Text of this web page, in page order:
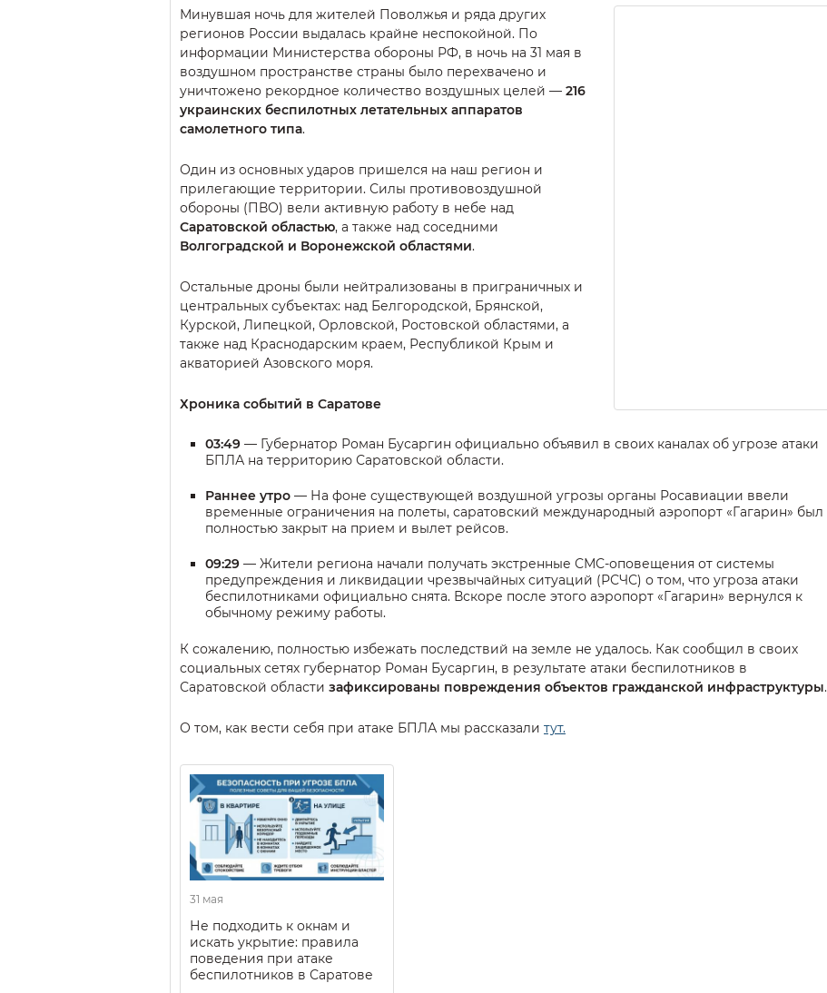
Минувшая ночь для жителей Поволжья и ряда других
регионов России выдалась крайне неспокойной. По
информации Министерства обороны РФ, в ночь на 31 мая в
воздушном пространстве страны было перехвачено и
уничтожено рекордное количество воздушных целей — 216
украинских беспилотных летательных аппаратов
самолетного типа.
Один из основных ударов пришелся на наш регион и
прилегающие территории. Силы противовоздушной
обороны (ПВО) вели активную работу в небе над
Саратовской областью, а также над соседними
Волгоградской и Воронежской областями.
Остальные дроны были нейтрализованы в приграничных и
центральных субъектах: над Белгородской, Брянской,
Курской, Липецкой, Орловской, Ростовской областями, а
также над Краснодарским краем, Республикой Крым и
акваторией Азовского моря.
Хроника событий в Саратове
03:49 — Губернатор Роман Бусаргин официально объявил в своих каналах об угрозе атаки
БПЛА на территорию Саратовской области.
Раннее утро — На фоне существующей воздушной угрозы органы Росавиации ввели
временные ограничения на полеты, саратовский международный аэропорт «Гагарин» был
полностью закрыт на прием и вылет рейсов.
09:29 — Жители региона начали получать экстренные СМС-оповещения от системы
предупреждения и ликвидации чрезвычайных ситуаций (РСЧС) о том, что угроза атаки
беспилотниками официально снята. Вскоре после этого аэропорт «Гагарин» вернулся к
обычному режиму работы.
К сожалению, полностью избежать последствий на земле не удалось. Как сообщил в своих
социальных сетях губернатор Роман Бусаргин, в результате атаки беспилотников в
Саратовской области зафиксированы повреждения объектов гражданской инфраструктуры.
О том, как вести себя при атаке БПЛА мы рассказали тут.
31 мая
Не подходить к окнам и
искать укрытие: правила
поведения при атаке
беспилотников в Саратове